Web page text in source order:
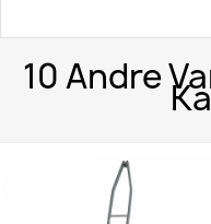
10 Andre